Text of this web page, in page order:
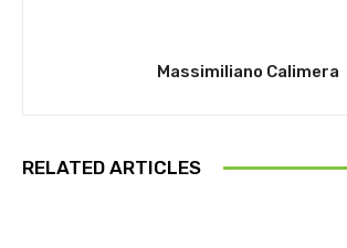
Massimiliano Calimera
RELATED ARTICLES